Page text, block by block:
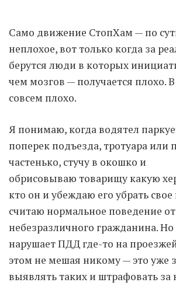
Само движение СтопХам — по
неплохое, вот только когда за
берутся люди в которых
чем мозгов — получается плохо.
совсем плохо.
Я понимаю, когда водятел
поперек подъезда, тротуара или
частенько, стучу в окошко и
обрисовываю товарищу какую
кто он и убеждаю его убрать
считаю нормальное поведение
небезразличного гражданина.
нарушает ПДД где-то на
этом не мешая никому — это уже
выявлять таких и штрафовать за
Moldova
Blog Archives
To-Do
TAGZZZZ
24-70/2.8 (52) 35mm/
75mm/f1.2(17) 85/
automotive(22) Balti
drone(19) fujifilm
homestudio(16)
Internet(43) Kate
mavic2pro(20)